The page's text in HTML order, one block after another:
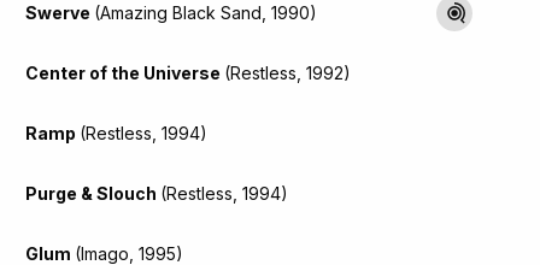
Swerve (Amazing Black Sand, 1990)
Center of the Universe (Restless, 1992)
Ramp (Restless, 1994)
Purge & Slouch (Restless, 1994)
Glum (Imago, 1995)